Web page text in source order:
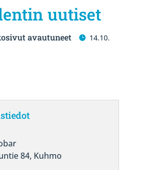
uutiset
avautuneet
14.10.
84, Kuhmo